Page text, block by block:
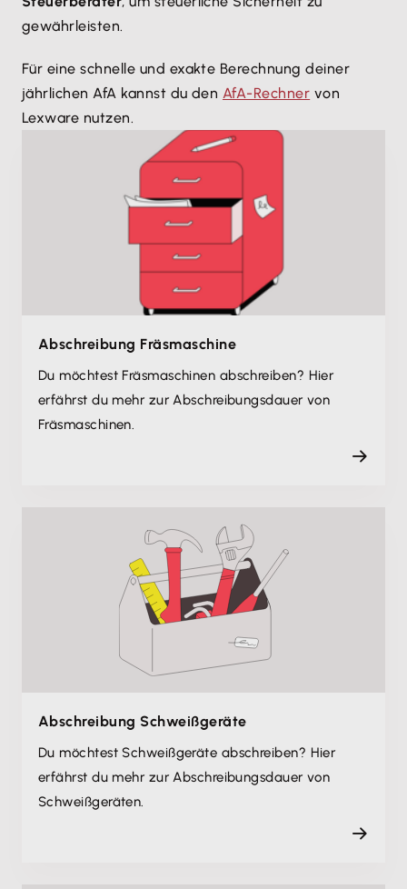
gewährleisten.
Für eine schnelle und exakte Berechnung deiner
jährlichen AfA kannst du den AfA-Rechner von
Lexware nutzen.
Abschreibung Fräsmaschine
Du möchtest Fräsmaschinen abschreiben? Hier
erfährst du mehr zur Abschreibungsdauer von
Fräsmaschinen.
Abschreibung Schweißgeräte
Du möchtest Schweißgeräte abschreiben? Hier
erfährst du mehr zur Abschreibungsdauer von
Schweißgeräten.